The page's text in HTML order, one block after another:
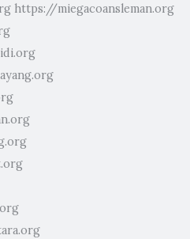
https://miegacoansleman.org